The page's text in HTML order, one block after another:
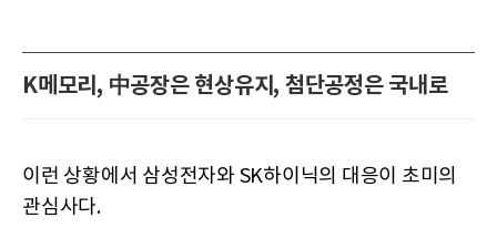
K메모리, 中공장은 현상유지, 첨단공정은 국내로
이런 상황에서 삼성전자와 SK하이닉의 대응이 초미의
관심사다.